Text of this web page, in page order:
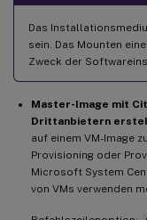
Das
sein. Das Mounten
Zweck der
Master-Image mit
Drittanbietern
auf einem VM-Image
Provisioning oder
Microsoft System
von VMs verwenden